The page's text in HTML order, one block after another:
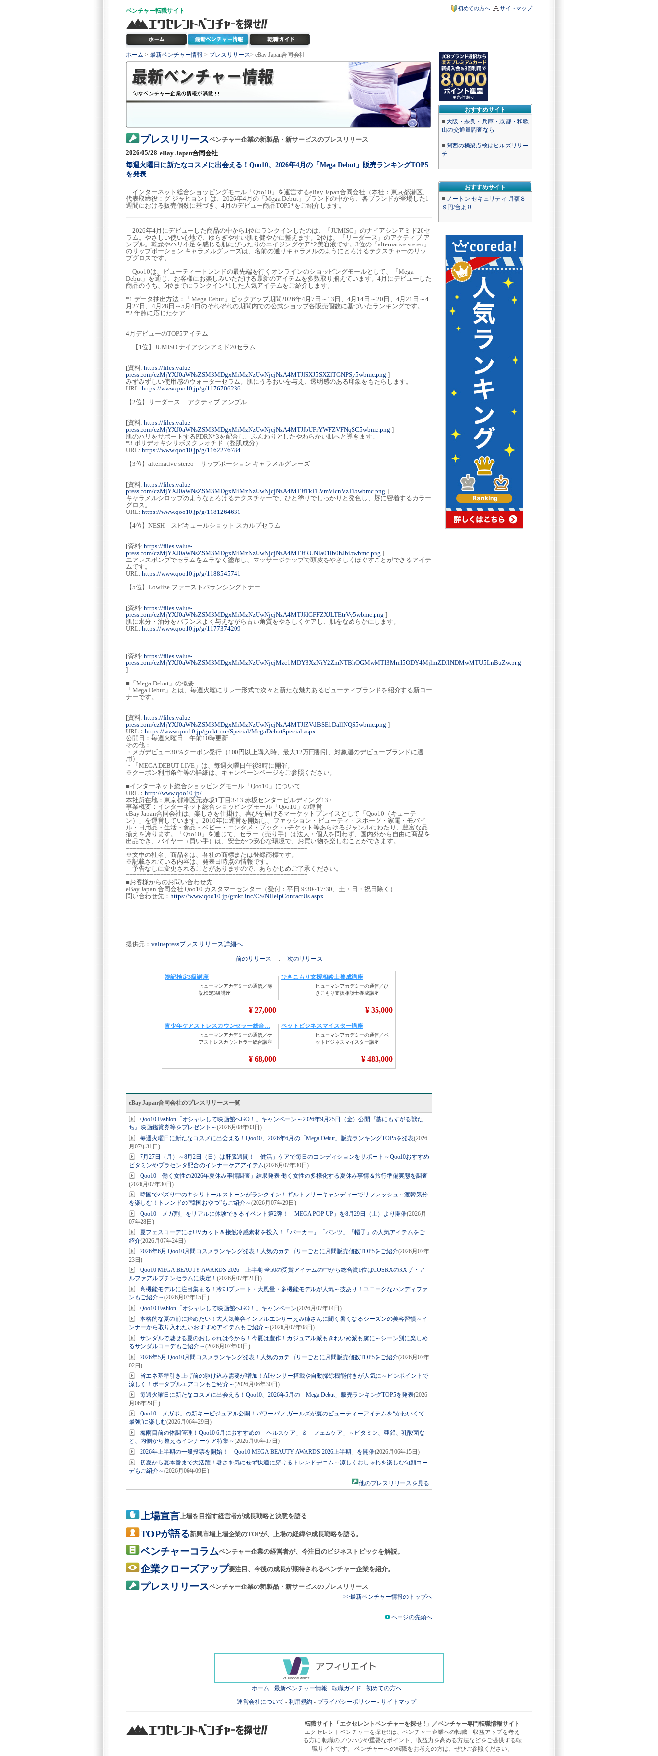
ベンチャー転職サイト サイトマップ
初めての方へ
おすすめサイト
■ 大阪・奈良・兵庫・京都・和歌
山の交通量調査なら
■ 関西の橋梁点検はヒルズリサー
チ
おすすめサイト
■ ノートン セキュリティ 月額８
９円/台より
ホーム > 最新ベンチャー情報 > プレスリリース> eBay Japan合同会社
プレスリリースベンチャー企業の新製品・新サービスのプレスリリース
2026/05/28 eBay Japan合同会社
毎週火曜日に新たなコスメに出会える！Qoo10、2026年4月の「Mega Debut」販売ランキングTOP5
を発表
インターネット総合ショッピングモール「Qoo10」を運営するeBay Japan合同会社（本社：東京都港区、
代表取締役：グ ジャヒョン）は、2026年4月の「Mega Debut」ブランドの中から、各ブランドが登場した1
週間における販売個数に基づき、4月のデビュー商品TOP5*をご紹介します。
2026年4月にデビューした商品の中から1位にランクインしたのは、「JUMISO」のナイアシンアミド20セ
ラム。やさしい使い心地で、ゆらぎやすい肌も健やかに整えます。2位は、「リーダース」のアクティブ ア
ンプル。乾燥やハリ不足を感じる肌にぴったりのエイジングケア*2美容液です。3位の「alternative stereo」
のリップポーション キャラメルグレーズは、名前の通りキャラメルのようにとろけるテクスチャーのリッ
プグロスです。
Qoo10は、ビューティートレンドの最先端を行くオンラインのショッピングモールとして、「Mega
Debut」を通じ、お客様にお楽しみいただける最新のアイテムを多数取り揃えています。4月にデビューした
商品のうち、5位までにランクイン*1した人気アイテムをご紹介します。
*1 データ抽出方法：「Mega Debut」ピックアップ期間2026年4月7日～13日、4月14日～20日、4月21日～4
月27日、4月28日～5月4日のそれぞれの期間内での公式ショップ各販売個数に基づいたランキングです。
*2 年齢に応じたケア
4月デビューのTOP5アイテム
【1位】JUMISO ナイアシンアミド20セラム
[資料: https://files.value-
press.com/czMjYXJ0aWNsZSM3MDgxMiMzNzUwNjcjNzA4MTJfSXJ5SXZlTGNPSy5wbmc.png ]
みずみずしい使用感のウォーターセラム。肌にうるおいを与え、透明感のある印象をもたらします。
URL: https://www.qoo10.jp/g/1176706236
【2位】リーダース アクティブ アンプル
[資料: https://files.value-
press.com/czMjYXJ0aWNsZSM3MDgxMiMzNzUwNjcjNzA4MTJfbUFrYWFZVFNqSC5wbmc.png ]
肌のハリをサポートするPDRN*3を配合し、ふんわりとしたやわらかい肌へと導きます。
*3 ポリデオキシリボヌクレオチド（整肌成分）
URL: https://www.qoo10.jp/g/1162276784
【3位】alternative stereo リップポーション キャラメルグレーズ
[資料: https://files.value-
press.com/czMjYXJ0aWNsZSM3MDgxMiMzNzUwNjcjNzA4MTJfTkFLVmVIcnVzTi5wbmc.png ]
キャラメルシロップのようなとろけるテクスチャーで、ひと塗りでしっかりと発色し、唇に密着するカラー
グロス。
URL: https://www.qoo10.jp/g/1181264631
【4位】NESH スピキュールショット スカルプセラム
[資料: https://files.value-
press.com/czMjYXJ0aWNsZSM3MDgxMiMzNzUwNjcjNzA4MTJfRUNla01lb0hJbi5wbmc.png ]
エアレスポンプでセラムをムラなく塗布し、マッサージチップで頭皮をやさしくほぐすことができるアイテ
ムです。
URL: https://www.qoo10.jp/g/1188545741
【5位】Lowlize ファーストバランシングトナー
[資料: https://files.value-
press.com/czMjYXJ0aWNsZSM3MDgxMiMzNzUwNjcjNzA4MTJfdGFFZXJLTEtrVy5wbmc.png ]
肌に水分・油分をバランスよく与えながら古い角質をやさしくケアし、肌をなめらかにします。
URL: https://www.qoo10.jp/g/1177374209
[資料: https://files.value-
press.com/czMjYXJ0aWNsZSM3MDgxMiMzNzUwNjcjMzc1MDY3XzNiY2ZmNTBhOGMwMTI3MmI5ODY4MjlmZDJlNDMwMTU5LnBuZw.png
]
■「Mega Debut」の概要
「Mega Debut」とは、毎週火曜にリレー形式で次々と新たな魅力あるビューティブランドを紹介する新コー
ナーです。
[資料: https://files.value-
press.com/czMjYXJ0aWNsZSM3MDgxMiMzNzUwNjcjNzA4MTJfZVdBSE1DallNQS5wbmc.png ]
URL： https://www.qoo10.jp/gmkt.inc/Special/MegaDebutSpecial.aspx
公開日：毎週火曜日 午前10時更新
その他：
・メガデビュー30％クーポン発行（100円以上購入時、最大12万円割引、対象週のデビューブランドに適
用）
・「MEGA DEBUT LIVE」は、毎週火曜日午後8時に開催。
※クーポン利用条件等の詳細は、キャンペーンページをご参照ください。
■インターネット総合ショッピングモール「Qoo10」について
URL： http://www.qoo10.jp/
本社所在地：東京都港区元赤坂1丁目3-13 赤坂センタービルディング13F
事業概要：インターネット総合ショッピングモール「Qoo10」の運営
eBay Japan合同会社は、楽しさを仕掛け、喜びを届けるマーケットプレイスとして「Qoo10（キューテ
ン）」を運営しています。2010年に運営を開始し、ファッション・ビューティ・スポーツ・家電・モバイ
ル・日用品・生活・食品・ベビー・エンタメ・ブック・eチケット等あらゆるジャンルにわたり、豊富な品
揃えを誇ります。「Qoo10」を通じて、セラー（売り手）は法人・個人を問わず、国内外から自由に商品を
出品でき、バイヤー（買い手）は、安全かつ安心な環境で、お買い物を楽しむことができます。
=====================================================
※文中の社名、商品名は、各社の商標または登録商標です。
※記載されている内容は、発表日時点の情報です。
予告なしに変更されることがありますので、あらかじめご了承ください。
=====================================================
■お客様からのお問い合わせ先
eBay Japan 合同会社 Qoo10 カスタマーセンター（受付：平日 9:30~17:30、土・日・祝日除く）
問い合わせ先： https://www.qoo10.jp/gmkt.inc/CS/NHelpContactUs.aspx
=====================================================
提供元： valuepressプレスリリース詳細へ
前のリリース : 次のリリース
eBay Japan合同会社のプレスリリース一覧
Qoo10 Fashion「オシャレして映画館へGO！」キャンペーン～2026年9月25日（金）公開『藁にもすがる獣た
ち』映画鑑賞券等をプレゼント～(2026月08年03日)
毎週火曜日に新たなコスメに出会える！Qoo10、2026年6月の「Mega Debut」販売ランキングTOP5を発表(2026
月07年31日)
7月27日（月）～8月2日（日）は肝臓週間！「健活」ケアで毎日のコンディションをサポート～Qoo10おすすめ
ビタミンやプラセンタ配合のインナーケアアイテム(2026月07年30日)
Qoo10「働く女性の2026年夏休み事情調査」結果発表 働く女性の多様化する夏休み事情＆旅行準備実態を調査
(2026月07年30日)
韓国でバズり中のキシリトールストーンがランクイン！ギルトフリーキャンディーでリフレッシュ～渡韓気分
を楽しむ！トレンドの“韓国おやつ”もご紹介～(2026月07年29日)
Qoo10「メガ割」をリアルに体験できるイベント第2弾！「MEGA POP UP」を8月29日（土）より開催(2026月
07年28日)
夏フェスコーデにはUVカット＆接触冷感素材を投入！「パーカー」「パンツ」「帽子」の人気アイテムをご
紹介(2026月07年24日)
2026年6月 Qoo10月間コスメランキング発表！人気のカテゴリーごとに月間販売個数TOP5をご紹介(2026月07年
23日)
Qoo10 MEGA BEAUTY AWARDS 2026 上半期 全50の受賞アイテムの中から総合賞1位はCOSRXのRXザ・ア
ルファアルブチンセラムに決定！ (2026月07年21日)
高機能モデルに注目集まる！冷却プレート・大風量・多機能モデルが人気～技あり！ユニークなハンディファ
ンもご紹介～(2026月07年15日)
Qoo10 Fashion「オシャレして映画館へGO！」キャンペーン(2026月07年14日)
本格的な夏の前に始めたい！大人気美容インフルエンサーえみ姉さんに聞く暑くなるシーズンの美容習慣～イ
ンナーから取り入れたいおすすめアイテムもご紹介～(2026月07年08日)
サンダルで魅せる夏のおしゃれは今から！今夏は豊作！カジュアル派もきれいめ派も虜に～シーン別に楽しめ
るサンダルコーデもご紹介～(2026月07年03日)
2026年5月 Qoo10月間コスメランキング発表！人気のカテゴリーごとに月間販売個数TOP5をご紹介(2026月07年
02日)
省エネ基準引き上げ前の駆け込み需要が増加！AIセンサー搭載や自動掃除機能付きが人気に～ピンポイントで
涼しく！ポータブルエアコンもご紹介～(2026月06年30日)
毎週火曜日に新たなコスメに出会える！Qoo10、2026年5月の「Mega Debut」販売ランキングTOP5を発表(2026
月06年29日)
Qoo10「メガポ」の新キービジュアル公開！パワーパフ ガールズが夏のビューティーアイテムを“かわいくて
最強”に楽しむ(2026月06年29日)
梅雨目前の体調管理！Qoo10 6月におすすめの「ヘルスケア」＆「フェムケア」～ビタミン、亜鉛、乳酸菌な
ど、内側から整えるインナーケア特集～(2026月06年17日)
2026年上半期の一般投票を開始！「Qoo10 MEGA BEAUTY AWARDS 2026上半期」を開催(2026月06年15日)
初夏から夏本番まで大活躍！暑さを気にせず快適に穿けるトレンドデニム～涼しくおしゃれを楽しむ旬顔コー
デもご紹介～(2026月06年09日)
他のプレスリリースを見る
上場宣言上場を目指す経営者が成長戦略と決意を語る
TOPが語る新興市場上場企業のTOPが、上場の経緯や成長戦略を語る。
ベンチャーコラムベンチャー企業の経営者が、今注目のビジネストピックを解説。
企業クローズアップ要注目、今後の成長が期待されるベンチャー企業を紹介。
プレスリリースベンチャー企業の新製品・新サービスのプレスリリース
>>最新ベンチャー情報のトップへ
ページの先頭へ
ホーム - 最新ベンチャー情報 - 転職ガイド - 初めての方へ
運営会社について - 利用規約 - プライバシーポリシー - サイトマップ
転職サイト
「エクセレントベンチャーを探せ!!」／ベンチャー専門転職情報サイト
エクセレントベンチャーを探せ!!は、ベンチャー企業への転職・収益アップを考え
る方に 転職のノウハウや重要なポイント、収益力を高める方法などをご提供する転
職サイトです。 ベンチャーへの転職をお考えの方は、ぜひご参照ください。